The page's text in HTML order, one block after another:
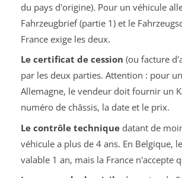
du pays d'origine). Pour un véhicule
Fahrzeugbrief(partie 1) et le
France exige les deux.
Le certificat de cession (ou facture
par les deux parties. Attention : pour
Allemagne, le vendeur doit fournir un
numéro de châssis, la date et le prix.
Le contrôle techniquedatant de
véhicule a plus de 4 ans. En Belgique,
valable 1 an, mais la France n'accepte